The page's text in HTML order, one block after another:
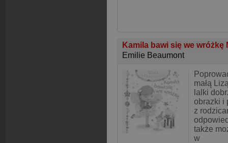
Kamila bawi się we wróżkę
Emilie Beaumont
małą
lalki
obrazki i
z
także
w